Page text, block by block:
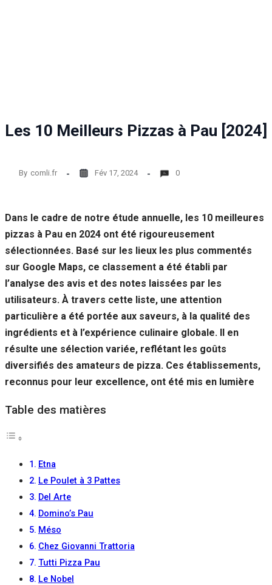
Les 10 Meilleurs Pizzas à Pau [2024]
By comli.fr Fév 17, 2024 0
Dans le cadre de notre étude annuelle, les 10 meilleures
pizzas à Pau en 2024 ont été rigoureusement
sélectionnées. Basé sur les lieux les plus commentés
sur Google Maps, ce classement a été établi par
l’analyse des avis et des notes laissées par les
utilisateurs. À travers cette liste, une attention
particulière a été portée aux saveurs, à la qualité des
ingrédients et à l’expérience culinaire globale. Il en
résulte une sélection variée, reflétant les goûts
diversifiés des amateurs de pizza. Ces établissements,
reconnus pour leur excellence, ont été mis en lumière
Table des matières
Etna
Le Poulet à 3 Pattes
Del Arte
Domino’s Pau
Méso
Chez Giovanni Trattoria
Tutti Pizza Pau
Le Nobel
de la façon
dont le site
site Web
fonctionne
aussi bien que
possible lors
de votre visite.
Si vous
refusez ces
cookies,
certaines
fonctionnalités
disparaîtront
du site Web.
Marketing
votre intérêt et
comportement
visitez notre
site, vous
augmentez les
chances de
contenu et des
offres
personnalisés.